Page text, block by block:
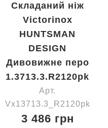
Складаний ніж
Victorinox
HUNTSMAN
DESIGN
Дивовижне перо
1.3713.3.R2120pk
Арт.
Vx13713.3_R2120pk
3 486 грн